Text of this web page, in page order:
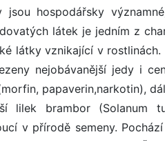
hospodářsky
látek je jedním z
látky vznikající v rostlinách.
nejobávanější jedy i
papaverin,narkotin),
lilek brambor (Solanum
v přírodě semeny.